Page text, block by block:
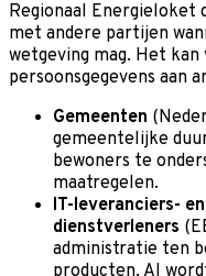
Regionaal Energieloket
met andere partijen
wetgeving mag. Het
persoonsgegevens aan
Gemeenten
gemeentelijke
bewoners te
maatregelen.
IT-leveranciers-
dienstverleners
administratie ten